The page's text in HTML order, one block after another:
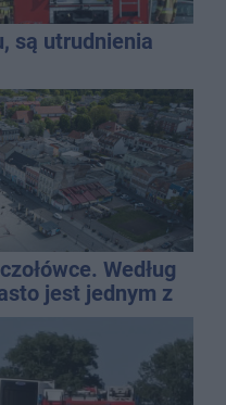
są utrudnienia
Według
jest jednym z
upały